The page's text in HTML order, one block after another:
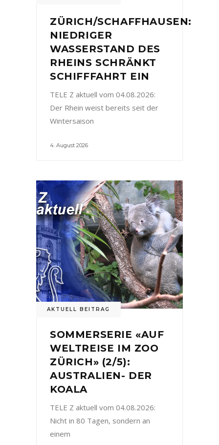
ZÜRICH/SCHAFFHAUSEN:
NIEDRIGER
WASSERSTAND DES
RHEINS SCHRÄNKT
SCHIFFFAHRT EIN
TELE Z aktuell vom 04.08.2026:
Der Rhein weist bereits seit der
Wintersaison
4. August 2026
AKTUELL BEITRAG
SOMMERSERIE «AUF
WELTREISE IM ZOO
ZÜRICH» (2/5):
AUSTRALIEN- DER
KOALA
TELE Z aktuell vom 04.08.2026:
Nicht in 80 Tagen, sondern an
einem